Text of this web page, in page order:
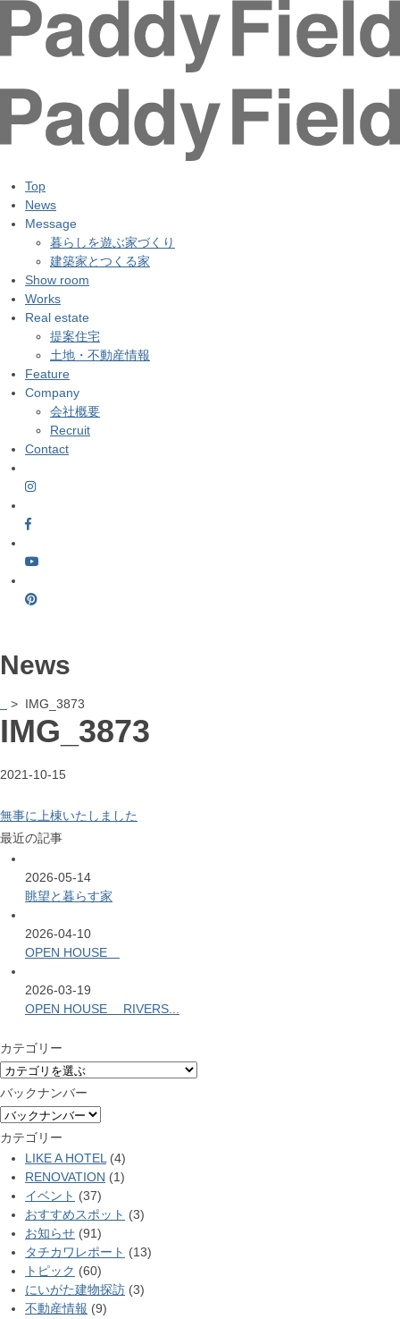
Top
News
Message
暮らしを遊ぶ家づくり
建築家とつくる家
Show room
Works
Real estate
提案住宅
土地・不動産情報
Feature
Company
会社概要
Recruit
Contact
News
> IMG_3873
IMG_3873
2021-10-15
無事に上棟いたしました
最近の記事
2026-05-14
眺望と暮らす家
2026-04-10
OPEN HOUSE
2026-03-19
OPEN HOUSE RIVERS...
カテゴリー
バックナンバー
カテゴリー
LIKE A HOTEL (4)
RENOVATION (1)
イベント (37)
おすすめスポット (3)
お知らせ (91)
タチカワレポート (13)
トピック (60)
にいがた建物探訪 (3)
不動産情報 (9)